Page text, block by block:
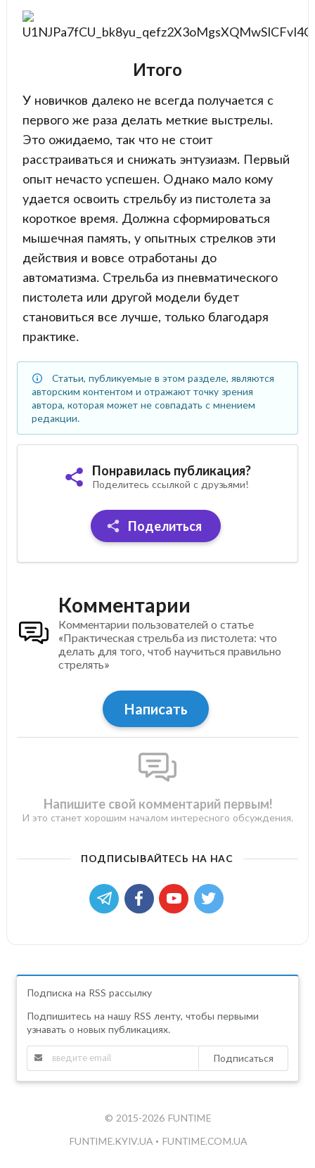
Итого
У новичков далеко не всегда получается с
первого же раза делать меткие выстрелы.
Это ожидаемо, так что не стоит
расстраиваться и снижать энтузиазм. Первый
опыт нечасто успешен. Однако мало кому
удается освоить стрельбу из пистолета за
короткое время. Должна сформироваться
мышечная память, у опытных стрелков эти
действия и вовсе отработаны до
автоматизма. Стрельба из пневматического
пистолета или другой модели будет
становиться все лучше, только благодаря
практике.
Статьи, публикуемые в этом разделе, являются
авторским контентом и отражают точку зрения
автора, которая может не совпадать с мнением
редакции.
Понравилась публикация?
Поделитесь ссылкой с друзьями!
Поделиться
Комментарии
Комментарии пользователей о статье
«Практическая стрельба из пистолета: что
делать для того, чтоб научиться правильно
стрелять»
Написать
Напишите свой комментарий первым!
И это станет хорошим началом интересного обсуждения.
ПОДПИСЫВАЙТЕСЬ НА НАС
Подписка на RSS рассылку
Подпишитесь на нашу RSS ленту, чтобы первыми
узнавать о новых публикациях.
Подписаться
© 2015-2026 FUNTIME
FUNTIME.KYIV.UA • FUNTIME.COM.UA